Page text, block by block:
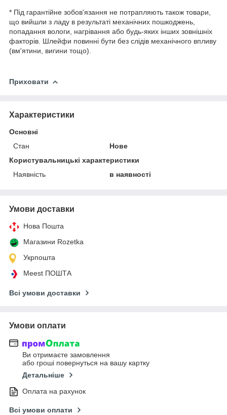
* Під гарантійне зобов'язання не потрапляють також товари,
що вийшли з ладу в результаті механічних пошкоджень,
попадання вологи, нагрівання або будь-яких інших зовнішніх
факторів. Шлейфи повинні бути без слідів механічного впливу
(вм'ятини, вигини тощо).
Приховати
Характеристики
Основні
Стан
Нове
Користувальницькі характеристики
Наявність
в наявності
Умови доставки
Нова Пошта
Магазини Rozetka
Укрпошта
Meest ПОШТА
Всі умови доставки
Умови оплати
Ви отримаєте замовлення
або гроші повернуться на вашу картку
Детальніше
Оплата на рахунок
Всі умови оплати